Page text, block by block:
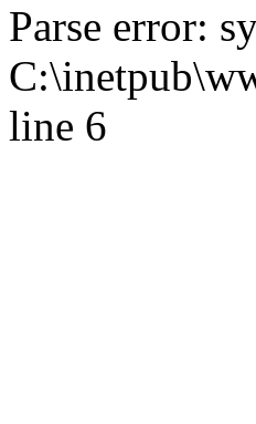
Parse error:
line 6